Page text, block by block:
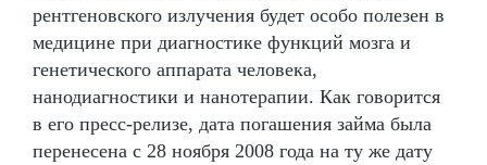
рентгеновского излучения будет особо полезен в
медицине при диагностике функций мозга и
генетического аппарата человека,
нанодиагностики и нанотерапии. Как говорится
в его пресс-релизе, дата погашения займа была
перенесена с 28 ноября 2008 года на ту же дату